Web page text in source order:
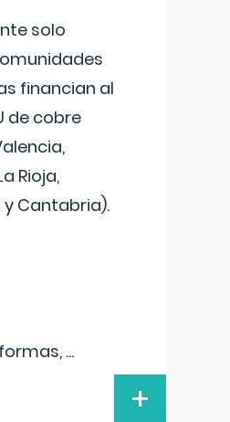
solo
financian al
de cobre
Rioja,
Cantabria).
...
+